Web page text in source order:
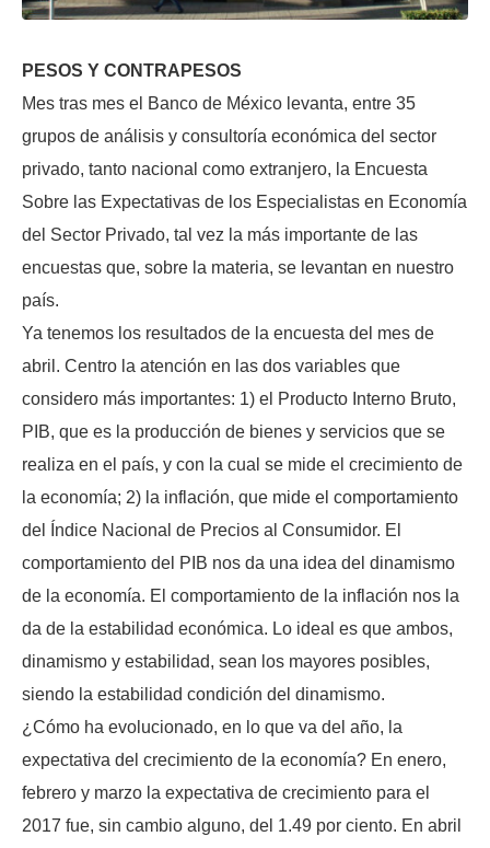
PESOS Y CONTRAPESOS
Mes tras mes el Banco de México levanta, entre 35
grupos de análisis y consultoría económica del sector
privado, tanto nacional como extranjero, la Encuesta
Sobre las Expectativas de los Especialistas en Economía
del Sector Privado, tal vez la más importante de las
encuestas que, sobre la materia, se levantan en nuestro
país.
Ya tenemos los resultados de la encuesta del mes de
abril. Centro la atención en las dos variables que
considero más importantes: 1) el Producto Interno Bruto,
PIB, que es la producción de bienes y servicios que se
realiza en el país, y con la cual se mide el crecimiento de
la economía; 2) la inflación, que mide el comportamiento
del Índice Nacional de Precios al Consumidor. El
comportamiento del PIB nos da una idea del dinamismo
de la economía. El comportamiento de la inflación nos la
da de la estabilidad económica. Lo ideal es que ambos,
dinamismo y estabilidad, sean los mayores posibles,
siendo la estabilidad condición del dinamismo.
¿Cómo ha evolucionado, en lo que va del año, la
expectativa del crecimiento de la economía? En enero,
febrero y marzo la expectativa de crecimiento para el
2017 fue, sin cambio alguno, del 1.49 por ciento. En abril